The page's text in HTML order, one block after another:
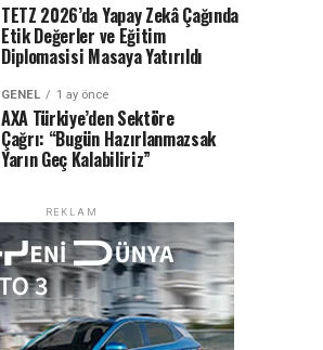
TETZ 2026’da Yapay Zekâ Çağında
Etik Değerler ve Eğitim
Diplomasisi Masaya Yatırıldı
GENEL 1 ay önce
AXA Türkiye’den Sektöre
Çağrı: “Bugün Hazırlanmazsak
Yarın Geç Kalabiliriz”
REKLAM